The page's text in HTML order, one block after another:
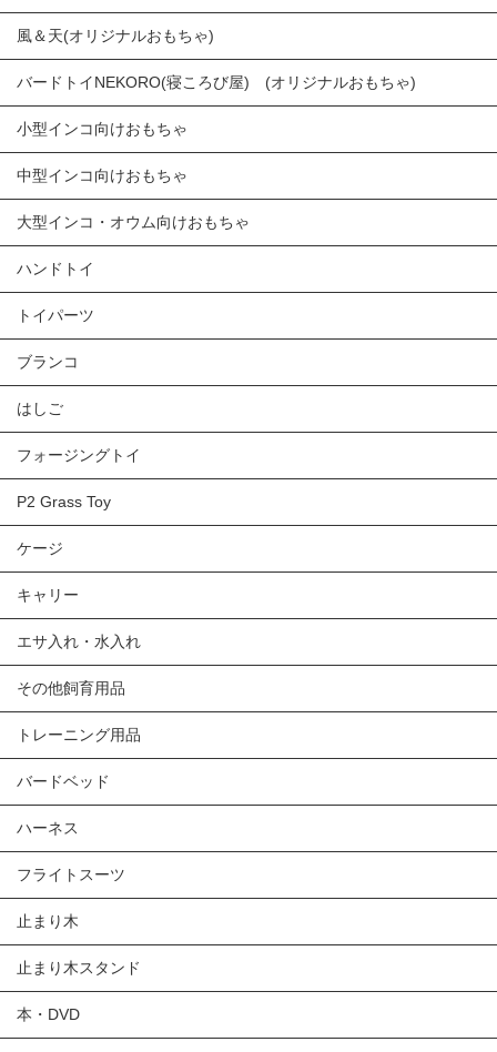
風＆天(オリジナルおもちゃ)
バードトイNEKORO(寝ころび屋) (オリジナルおもちゃ)
小型インコ向けおもちゃ
中型インコ向けおもちゃ
大型インコ・オウム向けおもちゃ
ハンドトイ
トイパーツ
ブランコ
はしご
フォージングトイ
P2 Grass Toy
ケージ
キャリー
エサ入れ・水入れ
その他飼育用品
トレーニング用品
バードベッド
ハーネス
フライトスーツ
止まり木
止まり木スタンド
本・DVD